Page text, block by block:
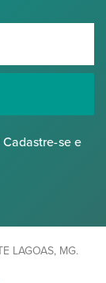
se e
LAGOAS, MG.